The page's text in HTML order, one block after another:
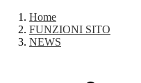
Home
FUNZIONI SITO
NEWS